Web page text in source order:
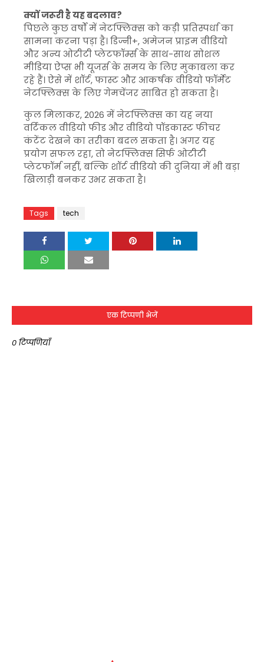
क्यों जरूरी है यह बदलाव?
पिछले कुछ वर्षों में नेटफ्लिक्स को कड़ी प्रतिस्पर्धा का
सामना करना पड़ा है। डिज्नी+, अमेजन प्राइम वीडियो
और अन्य ओटीटी प्लेटफॉर्म्स के साथ-साथ सोशल
मीडिया ऐप्स भी यूजर्स के समय के लिए मुकाबला कर
रहे हैं। ऐसे में शॉर्ट, फास्ट और आकर्षक वीडियो फॉर्मेट
नेटफ्लिक्स के लिए गेमचेंजर साबित हो सकता है।
कुल मिलाकर, 2026 में नेटफ्लिक्स का यह नया
वर्टिकल वीडियो फीड और वीडियो पॉडकास्ट फीचर
कंटेंट देखने का तरीका बदल सकता है। अगर यह
प्रयोग सफल रहा, तो नेटफ्लिक्स सिर्फ ओटीटी
प्लेटफॉर्म नहीं, बल्कि शॉर्ट वीडियो की दुनिया में भी बड़ा
खिलाड़ी बनकर उभर सकता है।
Tags tech
एक टिप्पणी भेजें
0 टिप्पणियाँ